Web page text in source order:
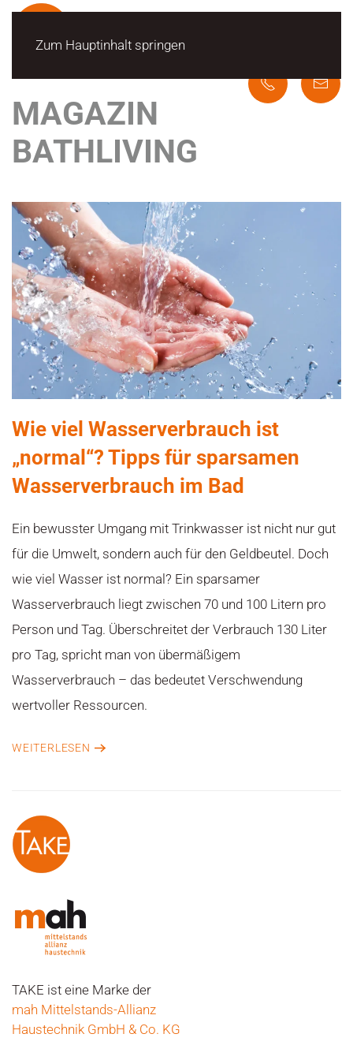
Zum Hauptinhalt springen
MAGAZIN
BATHLIVING
Wie viel Wasser­verbrauch ist
„normal“? Tipps für sparsamen
Wasserverbrauch im Bad
Ein bewusster Umgang mit Trinkwasser ist nicht nur gut
für die Umwelt, sondern auch für den Geldbeutel. Doch
wie viel Wasser ist normal? Ein sparsamer
Wasserverbrauch liegt zwischen 70 und 100 Litern pro
Person und Tag. Überschreitet der Verbrauch 130 Liter
pro Tag, spricht man von übermäßigem
Wasserverbrauch – das bedeutet Verschwendung
wertvoller Ressourcen.
WEITERLESEN
TAKE ist eine Marke der
mah Mittelstands-Allianz
Haustechnik GmbH & Co. KG